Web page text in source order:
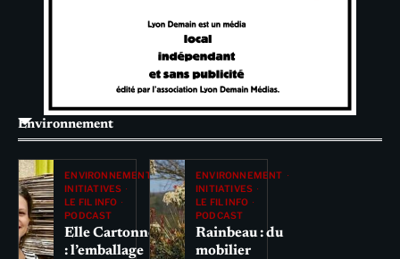
Environnement
ENVIRONNEMENT
INITIATIVES
LE FIL INFO
PODCAST
Elle Cartonne
: l’emballage
ENVIRONNEMENT
INITIATIVES
LE FIL INFO
PODCAST
Rainbeau : du
mobilier